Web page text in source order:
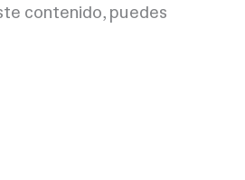
contenido, puedes